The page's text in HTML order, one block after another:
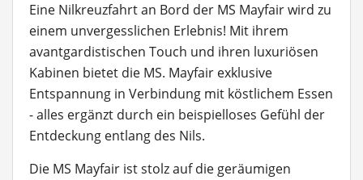
Eine Nilkreuzfahrt an Bord der MS Mayfair wird zu
einem unvergesslichen Erlebnis! Mit ihrem
avantgardistischen Touch und ihren luxuriösen
Kabinen bietet die MS. Mayfair exklusive
Entspannung in Verbindung mit köstlichem Essen
- alles ergänzt durch ein beispielloses Gefühl der
Entdeckung entlang des Nils.
Die MS Mayfair ist stolz auf die geräumigen